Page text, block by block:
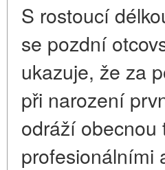
S rostoucí
se pozdní
ukazuje, že za
při narození
odráží obecnou
profesionálními